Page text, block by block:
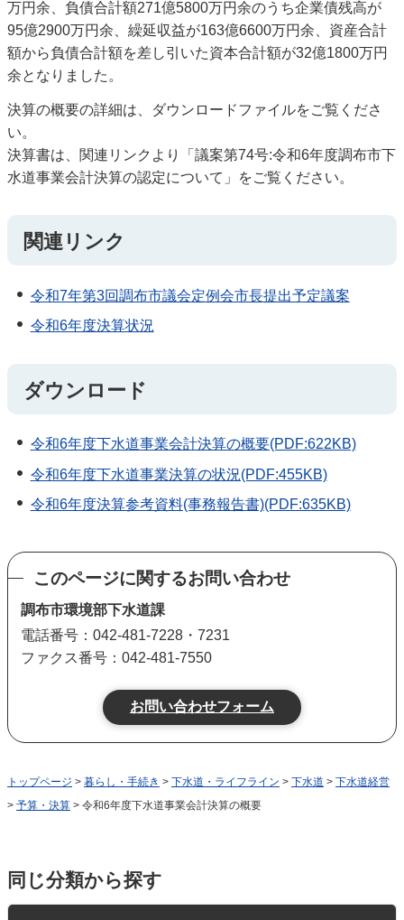
万円余、負債合計額271億5800万円余のうち企業債残高が
95億2900万円余、繰延収益が163億6600万円余、資産合計
額から負債合計額を差し引いた資本合計額が32億1800万円
余となりました。
決算の概要の詳細は、ダウンロードファイルをご覧くださ
い。
決算書は、関連リンクより「議案第74号:令和6年度調布市下
水道事業会計決算の認定について」をご覧ください。
関連リンク
令和7年第3回調布市議会定例会市長提出予定議案
令和6年度決算状況
ダウンロード
令和6年度下水道事業会計決算の概要(PDF:622KB)
令和6年度下水道事業決算の状況(PDF:455KB)
令和6年度決算参考資料(事務報告書)(PDF:635KB)
このページに関するお問い合わせ
調布市環境部下水道課
電話番号：042-481-7228・7231
ファクス番号：042-481-7550
トップページ > 暮らし・手続き > 下水道・ライフライン > 下水道 > 下水道経営
> 予算・決算 > 令和6年度下水道事業会計決算の概要
同じ分類から探す